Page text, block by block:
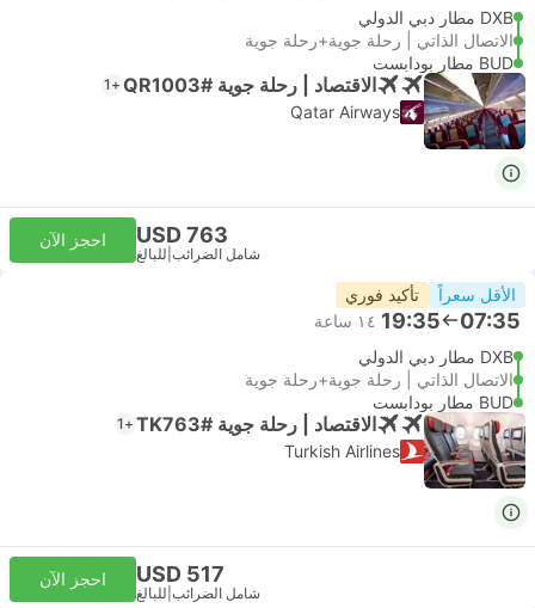
DXB مطار دبي الدولي
الاتصال الذاتي | رحلة جوية+رحلة جوية
BUD مطار بودابست
الاقتصاد | رحلة جوية #QR1003 +1
Qatar Airways
USD 763
شامل الضرائب للبالغ
احجز الآن
الأقل سعراً تأكيد فوري
07:35
19:35 ١٤ ساعة
DXB مطار دبي الدولي
الاتصال الذاتي | رحلة جوية+رحلة جوية
BUD مطار بودابست
الاقتصاد | رحلة جوية #TK763 +1
Turkish Airlines
USD 517
شامل الضرائب للبالغ
احجز الآن